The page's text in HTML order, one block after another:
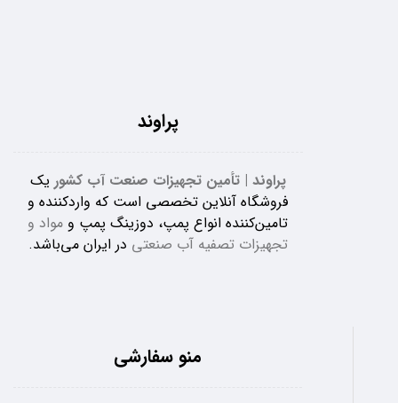
پراوند
پراوند | تأمین تجهیزات صنعت آب کشور یک
فروشگاه آنلاین تخصصی است که واردکننده و
تامین‌کننده انواع پمپ، دوزینگ پمپ و مواد و
تجهیزات تصفیه آب صنعتی در ایران می‌باشد.
منو سفارشی